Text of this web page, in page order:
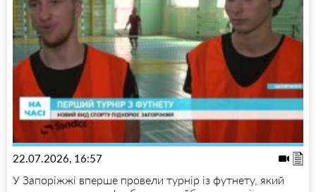
22.07.2026, 16:57
У Запоріжжі вперше провели турнір із футнету, який